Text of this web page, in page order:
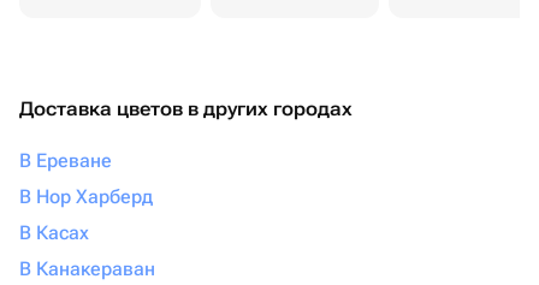
Доставка цветов в других городах
В Ереване
В Нор Харберд
В Касах
В Канакераван